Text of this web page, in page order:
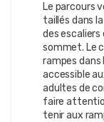
Le parcours
taillés dans
des
sommet. Le
rampes
accessible
adultes de
faire
tenir aux